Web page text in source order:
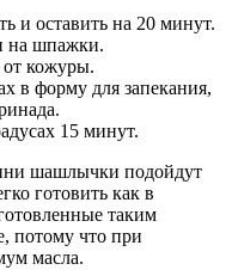
и оставить на 20 минут.
на шпажки.
кожуры.
в форму для запекания,
15 минут.
шашлычки подойдут
готовить как в
таким
потому что при
масла.